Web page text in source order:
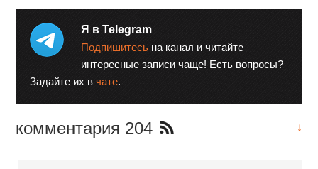
Я в Telegram
Подпишитесь на канал и читайте
интересные записи чаще! Есть вопросы?
Задайте их вчате.
комментария 204 ↓